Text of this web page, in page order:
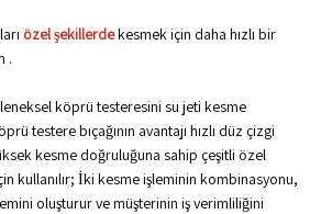
özel şekillerdekesmek için daha hızlı bir
.
köprü testeresini su jeti kesme
testere bıçağının avantajı hızlı düz çizgi
kesme doğruluğuna sahip çeşitli özel
kullanılır; İki kesme işleminin kombinasyonu,
oluşturur ve müşterinin iş verimliliğini